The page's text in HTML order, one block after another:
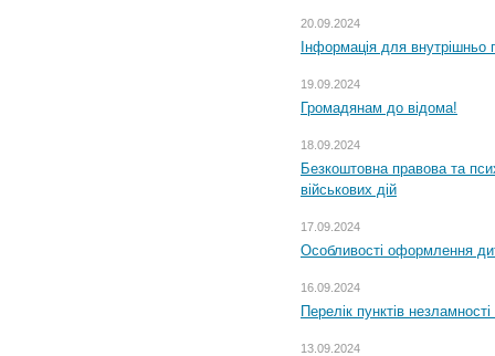
20.09.2024
Інформація для внутрішньо
19.09.2024
Громадянам до відома!
18.09.2024
Безкоштовна правова та
військових дій
17.09.2024
Особливості оформлення
16.09.2024
Перелік пунктів
13.09.2024